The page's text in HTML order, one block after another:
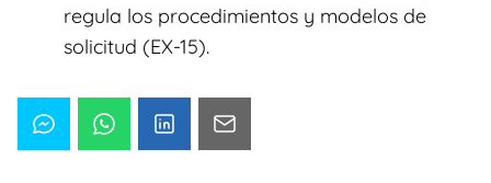
regula los procedimientos y modelos de
solicitud (EX-15).